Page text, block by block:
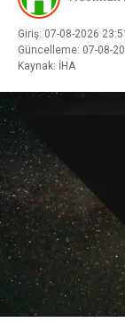
Giriş: 07-08-2026
Güncelleme: 07-08-
Kaynak: İHA